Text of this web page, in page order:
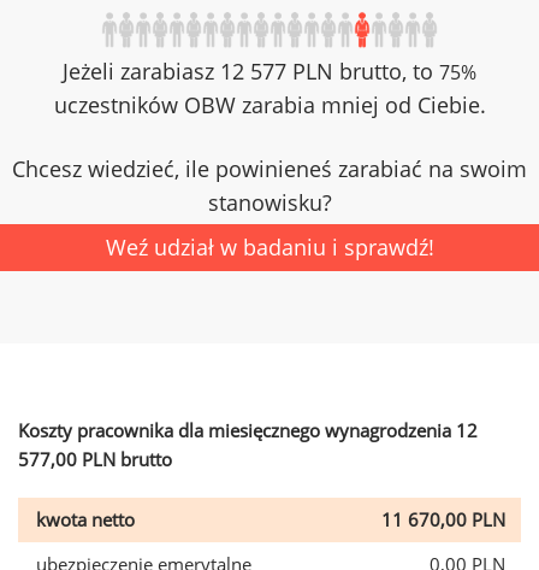
Jeżeli zarabiasz 12 577 PLN brutto, to 75%
uczestników OBW zarabia mniej od Ciebie.
Chcesz wiedzieć, ile powinieneś zarabiać na swoim
stanowisku?
Weź udział w badaniu i sprawdź!
Koszty pracownika dla miesięcznego wynagrodzenia 12
577,00 PLN brutto
kwota netto
11 670,00 PLN
ubezpieczenie emerytalne
0,00 PLN